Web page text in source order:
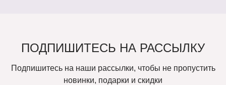
ПОДПИШИТЕСЬ НА РАССЫЛКУ
Подпишитесь на наши рассылки, чтобы не пропустить
новинки, подарки и скидки